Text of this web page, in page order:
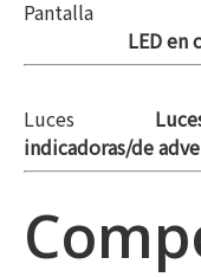
LED en
Luces
indicadoras/de